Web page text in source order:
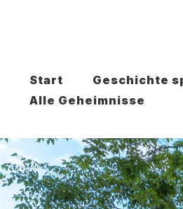
Start Geschichte
Alle Geheimnisse